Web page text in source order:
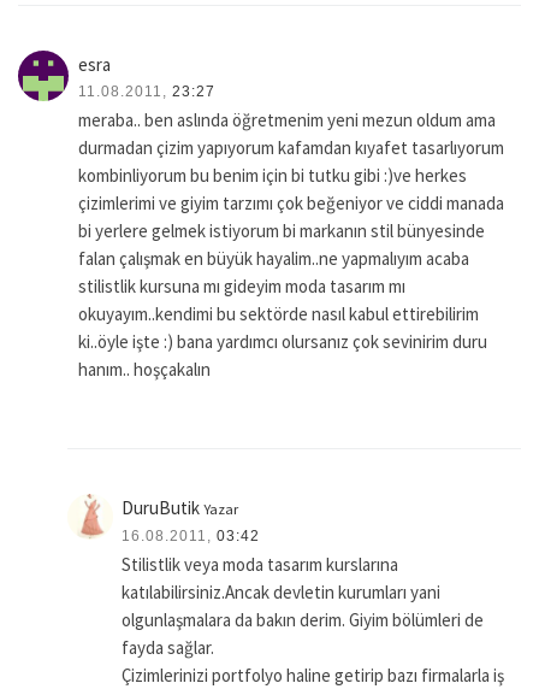
esra
11.08.2011, 23:27
meraba.. ben aslında öğretmenim yeni mezun oldum ama
durmadan çizim yapıyorum kafamdan kıyafet tasarlıyorum
kombinliyorum bu benim için bi tutku gibi :)ve herkes
çizimlerimi ve giyim tarzımı çok beğeniyor ve ciddi manada
bi yerlere gelmek istiyorum bi markanın stil bünyesinde
falan çalışmak en büyük hayalim..ne yapmalıyım acaba
stilistlik kursuna mı gideyim moda tasarım mı
okuyayım..kendimi bu sektörde nasıl kabul ettirebilirim
ki..öyle işte :) bana yardımcı olursanız çok sevinirim duru
hanım.. hoşçakalın
DuruButik Yazar
16.08.2011, 03:42
Stilistlik veya moda tasarım kurslarına
katılabilirsiniz.Ancak devletin kurumları yani
olgunlaşmalara da bakın derim. Giyim bölümleri de
fayda sağlar.
Çizimlerinizi portfolyo haline getirip bazı firmalarla iş